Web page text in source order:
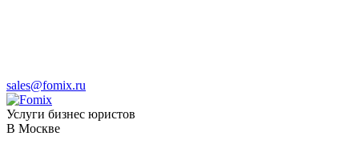
sales@fomix.ru
Услуги бизнес юристов
В Москве